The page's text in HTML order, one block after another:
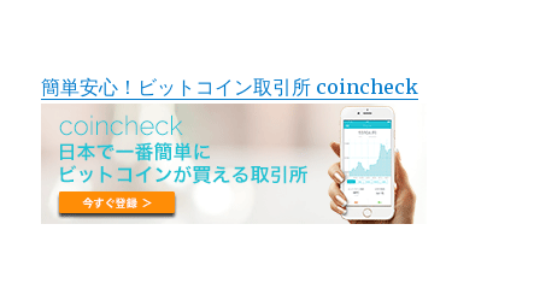
簡単安心！ビットコイン取引所 coincheck